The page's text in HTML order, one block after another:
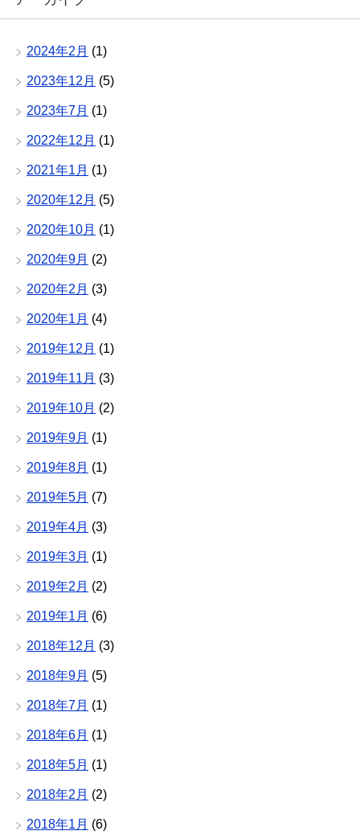
2024年2月 (1)
2023年12月 (5)
2023年7月 (1)
2022年12月 (1)
2021年1月 (1)
2020年12月 (5)
2020年10月 (1)
2020年9月 (2)
2020年2月 (3)
2020年1月 (4)
2019年12月 (1)
2019年11月 (3)
2019年10月 (2)
2019年9月 (1)
2019年8月 (1)
2019年5月 (7)
2019年4月 (3)
2019年3月 (1)
2019年2月 (2)
2019年1月 (6)
2018年12月 (3)
2018年9月 (5)
2018年7月 (1)
2018年6月 (1)
2018年5月 (1)
2018年2月 (2)
2018年1月 (6)